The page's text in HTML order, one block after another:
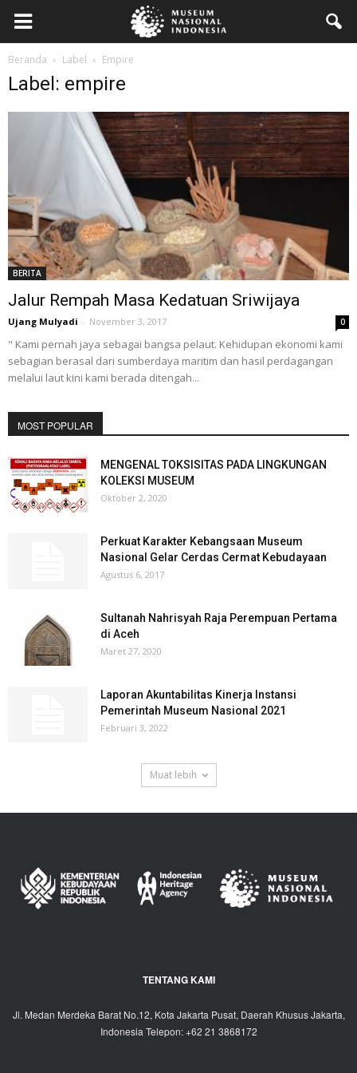
Beranda Label Empire
Label: empire
BERITA
Jalur Rempah Masa Kedatuan Sriwijaya
Ujang Mulyadi - November 3, 2017 0
" Kami pernah jaya sebagai bangsa pelaut. Kehidupan ekonomi kami
sebagian berasal dari sumberdaya maritim dan hasil perdagangan
melalui laut kini kami berada ditengah...
MOST POPULAR
MENGENAL TOKSISITAS PADA LINGKUNGAN
KOLEKSI MUSEUM
Oktober 2, 2020
Perkuat Karakter Kebangsaan Museum
Nasional Gelar Cerdas Cermat Kebudayaan
Agustus 6, 2017
Sultanah Nahrisyah Raja Perempuan Pertama
di Aceh
Maret 27, 2020
Laporan Akuntabilitas Kinerja Instansi
Pemerintah Museum Nasional 2021
Februari 3, 2022
Muat lebih
TENTANG KAMI
Jl. Medan Merdeka Barat No.12, Kota Jakarta Pusat, Daerah Khusus Jakarta,
Indonesia Telepon: +62 21 3868172